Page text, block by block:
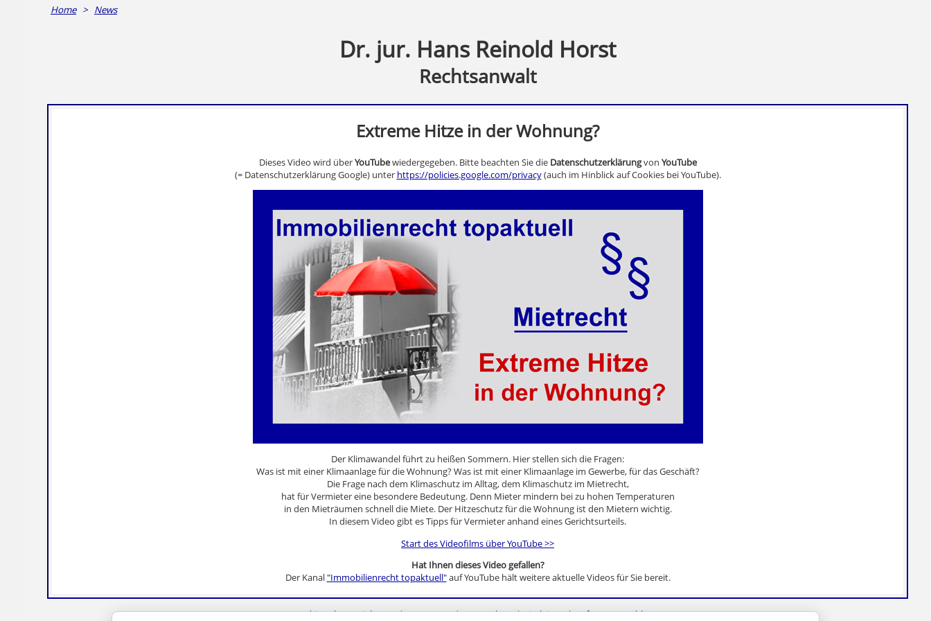
Home> News
Dr. jur. Hans Reinold Horst
Rechtsanwalt
Extreme Hitze in der Wohnung?
Dieses Video wird überYouTubewiedergegeben. Bitte beachten Sie die Datenschutzerklärungvon YouTube
(= Datenschutzerklärung Google) unter https://policies.google.com/privacy(auch im Hinblick auf Cookies bei YouTube).
Der Klimawandel führt zu heißen Sommern. Hier stellen sich die Fragen:
Was ist mit einer Klimaanlage für die Wohnung? Was ist mit einer Klimaanlage im Gewerbe, für das Geschäft?
Die Frage nach dem Klimaschutz im Alltag, dem Klimaschutz im Mietrecht,
hat für Vermieter eine besondere Bedeutung. Denn Mieter mindern bei zu hohen Temperaturen
in den Mieträumen schnell die Miete. Der Hitzeschutz für die Wohnung ist den Mietern wichtig.
In diesem Video gibt es Tipps für Vermieter anhand eines Gerichtsurteils.
Start des Videofilms über YouTube >>
Hat Ihnen dieses Video gefallen?
Der Kanal"Immobilienrecht topaktuell"auf YouTube hält weitere aktuelle Videos für Sie bereit.
Anbieterkennzeichnung|Impressum|Datenschutz|Disclaimer|Haftungsausschluss